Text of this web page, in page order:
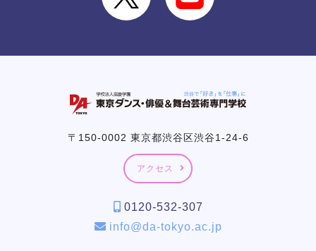
〒150-0002 東京都渋谷区渋谷1-24-6
アクセス
0120-532-307
info@da-tokyo.ac.jp